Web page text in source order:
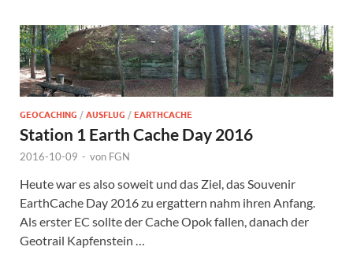
GEOCACHING /AUSFLUG /EARTHCACHE
Station 1 Earth Cache Day 2016
2016-10-09 - von FGN
Heute war es also soweit und das Ziel, das Souvenir
EarthCache Day 2016 zu ergattern nahm ihren Anfang.
Als erster EC sollte der Cache Opok fallen, danach der
Geotrail Kapfenstein …